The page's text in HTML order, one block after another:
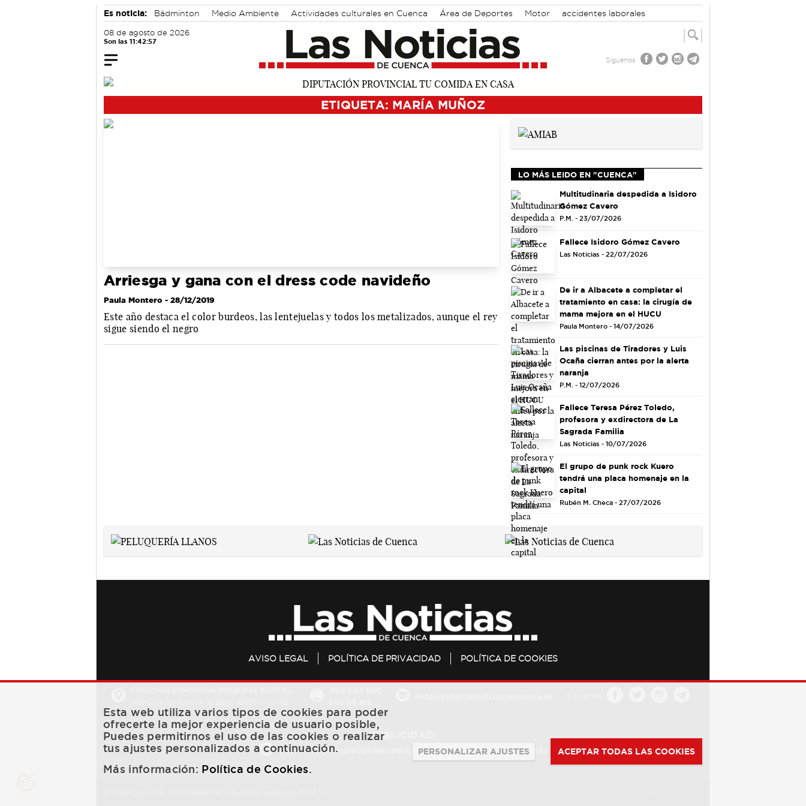
Es noticia: Bádminton Medio Ambiente Actividades culturales en Cuenca Área de Deportes Motor
accidentes laborales
08 de agosto de 2026
Son las 11:42:58
Síguenos
ETIQUETA: MARÍA MUÑOZ
Arriesga y gana con el dress code navideño
Paula Montero - 28/12/2019
Este año destaca el color burdeos, las lentejuelas y todos los metalizados, aunque el rey
sigue siendo el negro
LO MÁS LEIDO EN "CUENCA"
Multitudinaria despedida a Isidoro
Gómez Cavero
P.M. - 23/07/2026
Fallece Isidoro Gómez Cavero
Las Noticias - 22/07/2026
De ir a Albacete a completar el
tratamiento en casa: la cirugía de
mama mejora en el HUCU
Paula Montero - 14/07/2026
Las piscinas de Tiradores y Luis
Ocaña cierran antes por la alerta
naranja
P.M. - 12/07/2026
Fallece Teresa Pérez Toledo,
profesora y exdirectora de La
Sagrada Familia
Las Noticias - 10/07/2026
El grupo de punk rock Kuero
tendrá una placa homenaje en la
capital
Rubén M. Checa - 27/07/2026
AVISO LEGAL POLÍTICA DE PRIVACIDAD POLÍTICA DE COOKIES
PUBLICIDAD:
publicidad@lasnoticiasdecuenca.es 684 126 573 / 670 726 392
Esta web utiliza varios tipos de cookies para poder
ofrecerte la mejor experiencia de usuario posible,
Puedes permitirnos el uso de las cookies o realizar
tus ajustes personalizados a continuación.
Más información: Política de Cookies.
PERSONALIZAR AJUSTES ACEPTAR TODAS LAS COOKIES